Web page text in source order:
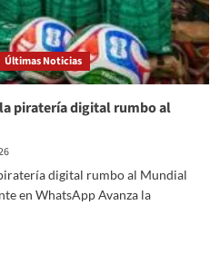
Últimas Noticias
piratería digital rumbo al
digital rumbo al Mundial
en WhatsApp Avanza la